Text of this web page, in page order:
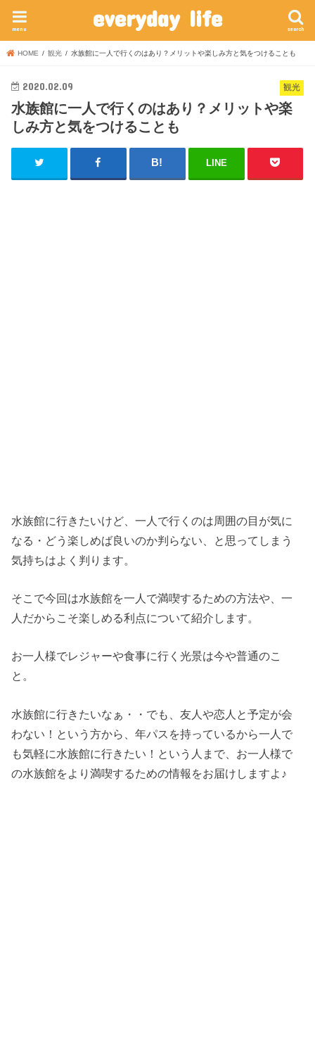
everyday life search
menu
HOME 観光 水族館に一人で行くのはあり？メリットや楽しみ方と気をつけることも
観光
2020.02.09
水族館に一人で行くのはあり？メリットや楽
しみ方と気をつけることも
LINE
水族館に行きたいけど、一人で行くのは周囲の目が気に
なる・どう楽しめば良いのか判らない、と思ってしまう
気持ちはよく判ります。
そこで今回は水族館を一人で満喫するための方法や、一
人だからこそ楽しめる利点について紹介します。
お一人様でレジャーや食事に行く光景は今や普通のこ
と。
水族館に行きたいなぁ・・でも、友人や恋人と予定が会
わない！という方から、年パスを持っているから一人で
も気軽に水族館に行きたい！という人まで、お一人様で
の水族館をより満喫するための情報をお届けしますよ♪